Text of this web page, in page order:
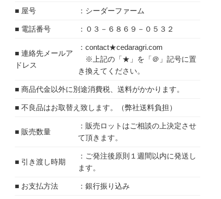
■ 屋号 ：シーダーファーム
■ 電話番号 ：０３－６８６９－０５３２
■ 連絡先メールア
ドレス
：contact★cedaragri.com
※上記の「★」を「＠」記号に置
き換えてください。
■ 商品代金以外に別途消費税、送料がかかります。
■ 不良品はお取替え致します。（弊社送料負担）
■ 販売数量
：販売ロットはご相談の上決定させ
て頂きます。
■ 引き渡し時期
：ご発注後原則１週間以内に発送し
ます。
■ お支払方法 ：銀行振り込み